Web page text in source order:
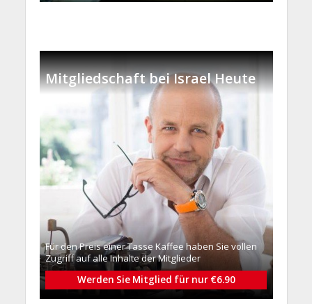
Mitgliedschaft bei Israel Heute
Für den Preis einer Tasse Kaffee haben Sie vollen
Zugriff auf alle Inhalte der Mitglieder
Werden Sie Mitglied für nur €6.90